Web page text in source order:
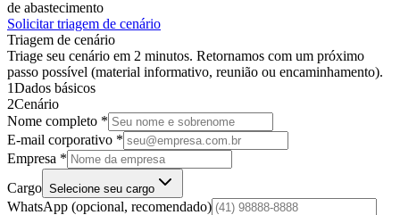
de abastecimento
Solicitar triagem de cenário
Triagem de cenário
Triage seu cenário em 2 minutos. Retornamos com um próximo
passo possível (material informativo, reunião ou encaminhamento).
1Dados básicos
2Cenário
Nome completo *
E-mail corporativo *
Empresa *
Cargo Selecione seu cargo
WhatsApp (opcional, recomendado)